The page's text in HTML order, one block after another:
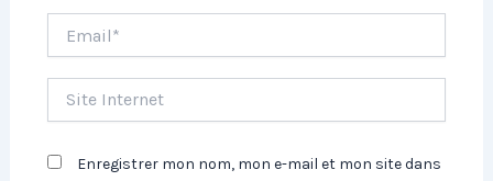
Internet
Enregistrer mon nom, mon e-mail et mon site dans